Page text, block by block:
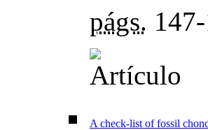
págs.
A check-list of fossil